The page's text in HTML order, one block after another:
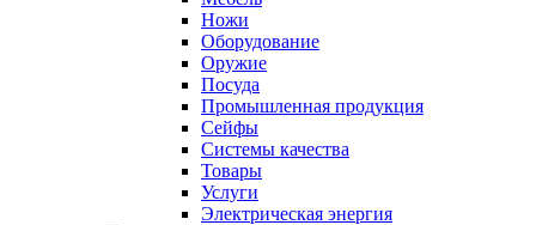
Ножи
Оборудование
Оружие
Посуда
Промышленная продукция
Сейфы
Системы качества
Товары
Услуги
Электрическая энергия